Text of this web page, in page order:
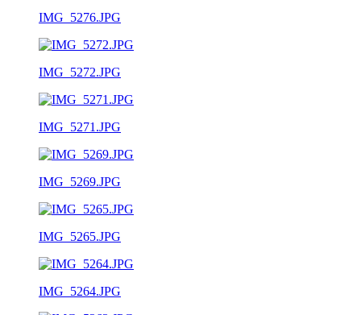
IMG_5276.JPG
IMG_5272.JPG
IMG_5271.JPG
IMG_5269.JPG
IMG_5265.JPG
IMG_5264.JPG